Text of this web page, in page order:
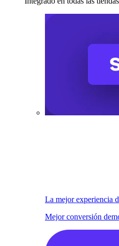
La mejor experiencia
Mejor conversión